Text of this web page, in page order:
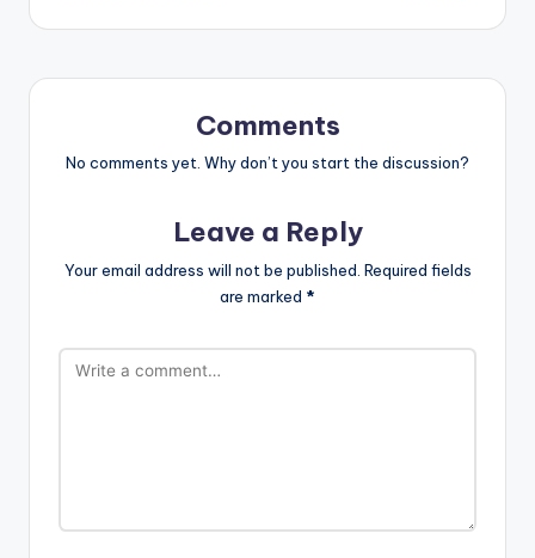
Comments
No comments yet. Why don’t you start the discussion?
Leave a Reply
Your email address will not be published. Required fields
are marked *